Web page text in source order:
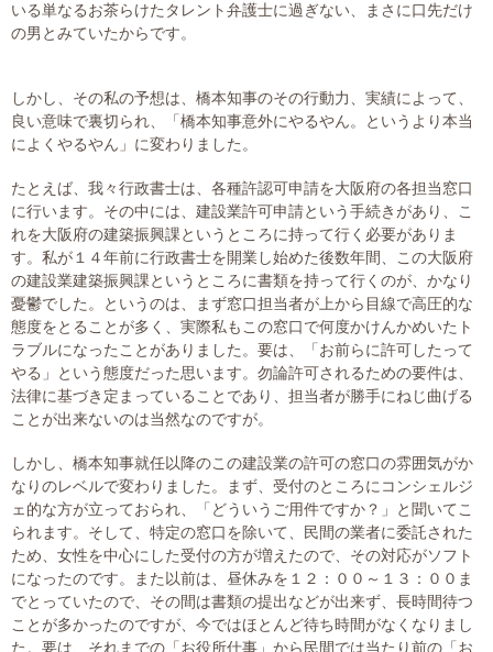
いる単なるお茶らけたタレント弁護士に過ぎない、まさに口先だけ
の男とみていたからです。
しかし、その私の予想は、橋本知事のその行動力、実績によって、
良い意味で裏切られ、「橋本知事意外にやるやん。というより本当
によくやるやん」に変わりました。
たとえば、我々行政書士は、各種許認可申請を大阪府の各担当窓口
に行います。その中には、建設業許可申請という手続きがあり、こ
れを大阪府の建築振興課というところに持って行く必要がありま
す。私が１４年前に行政書士を開業し始めた後数年間、この大阪府
の建設業建築振興課というところに書類を持って行くのが、かなり
憂鬱でした。というのは、まず窓口担当者が上から目線で高圧的な
態度をとることが多く、実際私もこの窓口で何度かけんかめいたト
ラブルになったことがありました。要は、「お前らに許可したって
やる」という態度だった思います。勿論許可されるための要件は、
法律に基づき定まっていることであり、担当者が勝手にねじ曲げる
ことが出来ないのは当然なのですが。
しかし、橋本知事就任以降のこの建設業の許可の窓口の雰囲気がか
なりのレベルで変わりました。まず、受付のところにコンシェルジ
ェ的な方が立っておられ、「どういうご用件ですか？」と聞いてこ
られます。そして、特定の窓口を除いて、民間の業者に委託された
ため、女性を中心にした受付の方が増えたので、その対応がソフト
になったのです。また以前は、昼休みを１２：００～１３：００ま
でとっていたので、その間は書類の提出などが出来ず、長時間待つ
ことが多かったのですが、今ではほとんど待ち時間がなくなりまし
た。要は、それまでの「お役所仕事」から民間では当たり前の「お
よくあるご質問
新着情報
お問い合わせ
プライバシーポリシー
06-6889-6018
営業時間: 9：00～18：009：00～18：00